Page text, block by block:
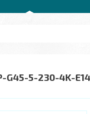
5-230-4K-E14